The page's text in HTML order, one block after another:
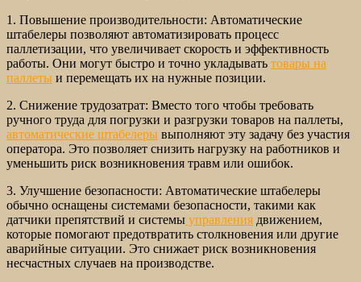
1. Повышение производительности: Автоматические
штабелеры позволяют автоматизировать процесс
паллетизации, что увеличивает скорость и эффективность
работы. Они могут быстро и точно укладывать товары на
паллеты и перемещать их на нужные позиции.
2. Снижение трудозатрат: Вместо того чтобы требовать
ручного труда для погрузки и разгрузки товаров на паллеты,
автоматические штабелеры выполняют эту задачу без участия
оператора. Это позволяет снизить нагрузку на работников и
уменьшить риск возникновения травм или ошибок.
3. Улучшение безопасности: Автоматические штабелеры
обычно оснащены системами безопасности, такими как
датчики препятствий и системы управления движением,
которые помогают предотвратить столкновения или другие
аварийные ситуации. Это снижает риск возникновения
несчастных случаев на производстве.